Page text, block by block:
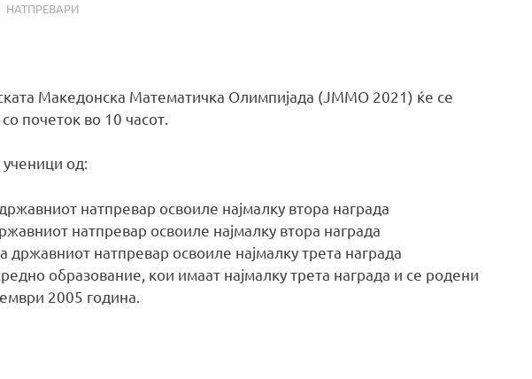
НАТПРЕВАРИ
Македонска Математичка Олимпијада (ЈММО 2021) ќе се
почеток во 10 часот.
ученици од:
натпревар освоиле најмалку втора награда
натпревар освоиле најмалку втора награда
државниот натпревар освоиле најмалку трета награда
образование, кои имаат најмалку трета награда и се родени
2005 година.